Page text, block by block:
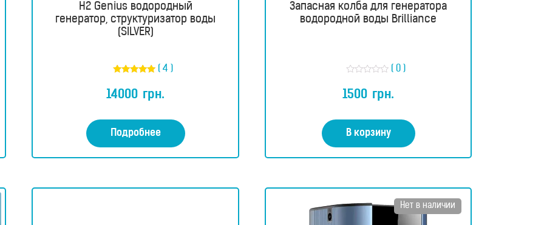
H2 Genius водородный
генератор, структуризатор воды
(SILVER)
5.00
из 5
( 4 )
14000 грн.
Подробнее
Запасная колба для генератора
водородной воды Brilliance
ц
е
а
0
и
( 0 )
1500 грн.
В корзину
Нет в наличии